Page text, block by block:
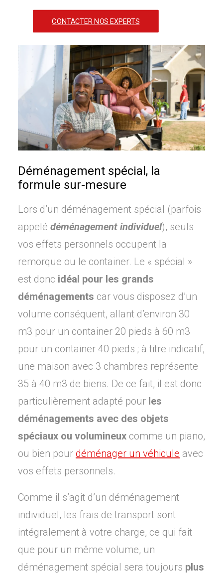
CONTACTER NOS EXPERTS
Déménagement spécial, la
formule sur-mesure
Lors d’un déménagement spécial (parfois
appelé déménagement individuel), seuls
vos effets personnels occupent la
remorque ou le container. Le « spécial »
est donc idéal pour les grands
déménagements car vous disposez d’un
volume conséquent, allant d’environ 30
m3 pour un container 20 pieds à 60 m3
pour un container 40 pieds ; à titre indicatif,
une maison avec 3 chambres représente
35 à 40 m3 de biens. De ce fait, il est donc
particulièrement adapté pour les
déménagements avec des objets
spéciaux ou volumineux comme un piano,
ou bien pour déménager un véhicule avec
vos effets personnels.
Comme il s’agit d’un déménagement
individuel, les frais de transport sont
intégralement à votre charge, ce qui fait
que pour un même volume, un
déménagement spécial sera toujours plus